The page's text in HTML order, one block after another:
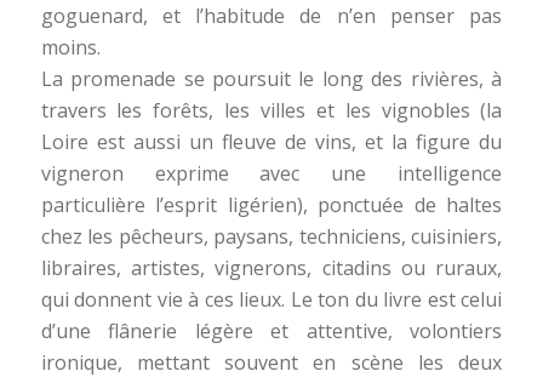
goguenard, et l’habitude de n’en penser pas
moins.
La promenade se poursuit le long des rivières, à
travers les forêts, les villes et les vignobles (la
Loire est aussi un fleuve de vins, et la figure du
vigneron exprime avec une intelligence
particulière l’esprit ligérien), ponctuée de haltes
chez les pêcheurs, paysans, techniciens, cuisiniers,
libraires, artistes, vignerons, citadins ou ruraux,
qui donnent vie à ces lieux. Le ton du livre est celui
d’une flânerie légère et attentive, volontiers
ironique, mettant souvent en scène les deux